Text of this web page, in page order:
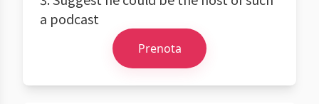
a podcast
Prenota